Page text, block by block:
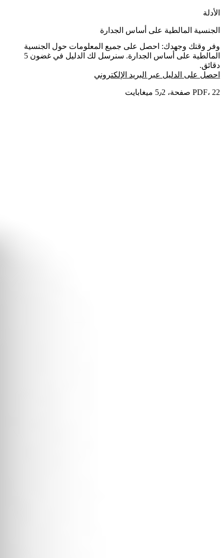
الأدلة
الجنسية المالطية على أساس الجدارة
وفر وقتك وجهدك: احصل على جميع المعلومات حول الجنسية
المالطية على أساس الجدارة. سنرسل لك الدليل في غضون 5
دقائق.
احصل على الدليل عبر البريد الإلكتروني
PDF، 22 صفحة، 5٫2 ميغابايت